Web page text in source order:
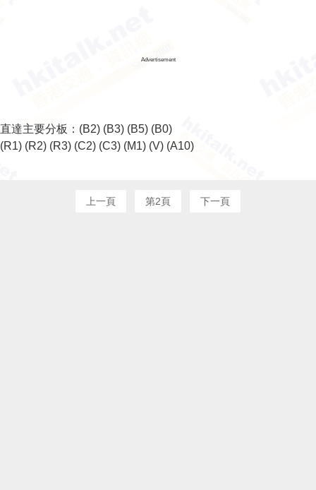
Advertisement
直達主要分板： (B2) (B3) (B5) (B0)
(R1) (R2) (R3) (C2) (C3) (M1) (V) (A10)
上一頁 第2頁 下一頁